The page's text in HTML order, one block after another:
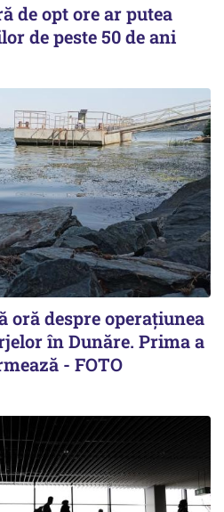
de opt ore ar putea
de peste 50 de ani
despre operațiunea
în Dunăre. Prima a
- FOTO